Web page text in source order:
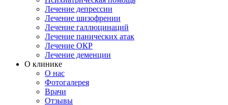
Лечение депрессии
Лечение шизофрении
Лечение галлюцинаций
Лечение панических атак
Лечение ОКР
Лечение деменции
О клинике
О нас
Фотогалерея
Врачи
Отзывы